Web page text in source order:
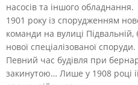
насосів та іншого обладнання.
1901 року із спорудженням
команди на вулиці
нової спеціалізованої споруди.
Певний час будівля при
закинутою… Лише у 1908 році